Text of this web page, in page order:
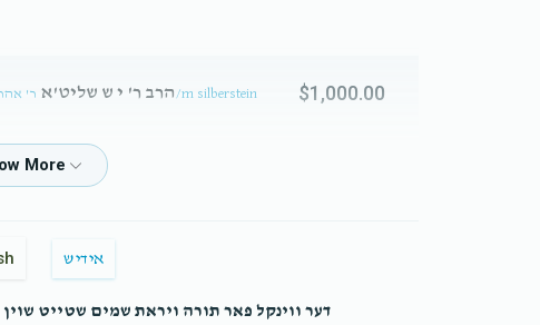
הרב ר' י ש שליט'אר' אהרן ובנו ר' חיים יהושע גרינוואלד, ר' מענדל זילבערשטיין/m silberstein $1,000.00
אידיש
דער ווינקל פאר תורה ויראת שמים שטייט